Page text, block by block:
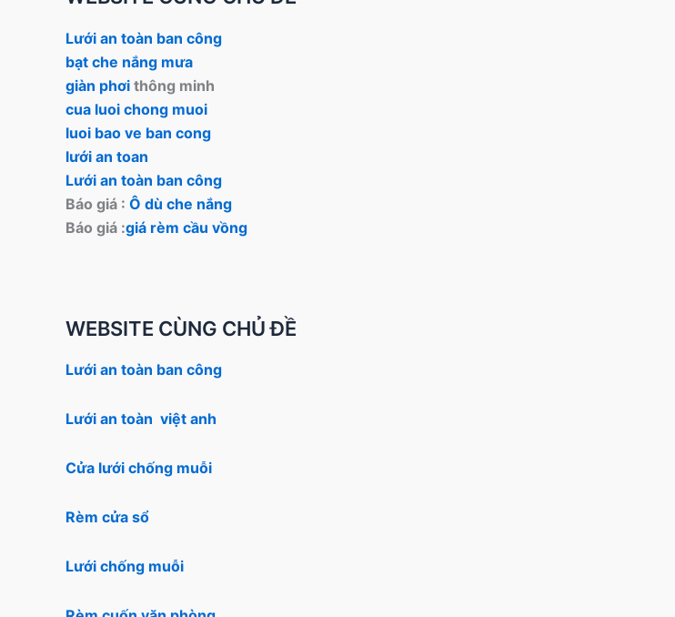
Lưới an toàn ban công
bạt che nắng mưa
giàn phơi thông minh
cua luoi chong muoi
luoi bao ve ban cong
lưới an toan
Lưới an toàn ban công
Báo giá : Ô dù che nắng
Báo giá :giá rèm cầu vồng
WEBSITE CÙNG CHỦ ĐỀ
Lưới an toàn ban công
Lưới an toàn việt anh
Cửa lưới chống muỗi
Rèm cửa sổ
Lưới chống muỗi